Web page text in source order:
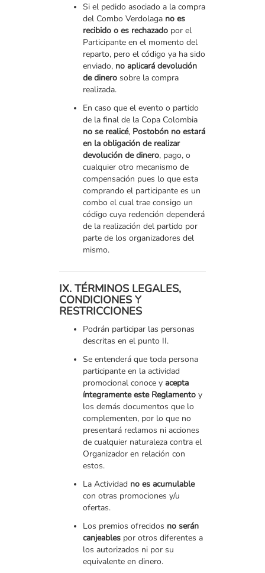
Si el pedido asociado a la compra
del Combo Verdolaga no es
recibido o es rechazado por el
Participante en el momento del
reparto, pero el código ya ha sido
enviado, no aplicará devolución
de dinero sobre la compra
realizada.
En caso que el evento o partido
de la final de la Copa Colombia
no se realicé, Postobón no estará
en la obligación de realizar
devolución de dinero, pago, o
cualquier otro mecanismo de
compensación pues lo que esta
comprando el participante es un
combo el cual trae consigo un
código cuya redención dependerá
de la realización del partido por
parte de los organizadores del
mismo.
IX. TÉRMINOS LEGALES,
CONDICIONES Y
RESTRICCIONES
Podrán participar las personas
descritas en el punto II.
Se entenderá que toda persona
participante en la actividad
promocional conoce y acepta
íntegramente este Reglamento y
los demás documentos que lo
complementen, por lo que no
presentará reclamos ni acciones
de cualquier naturaleza contra el
Organizador en relación con
estos.
La Actividad no es acumulable
con otras promociones y/u
ofertas.
Los premios ofrecidos no serán
canjeables por otros diferentes a
los autorizados ni por su
equivalente en dinero.